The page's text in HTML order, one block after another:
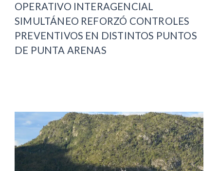
OPERATIVO INTERAGENCIAL
SIMULTÁNEO REFORZÓ CONTROLES
PREVENTIVOS EN DISTINTOS PUNTOS
DE PUNTA ARENAS